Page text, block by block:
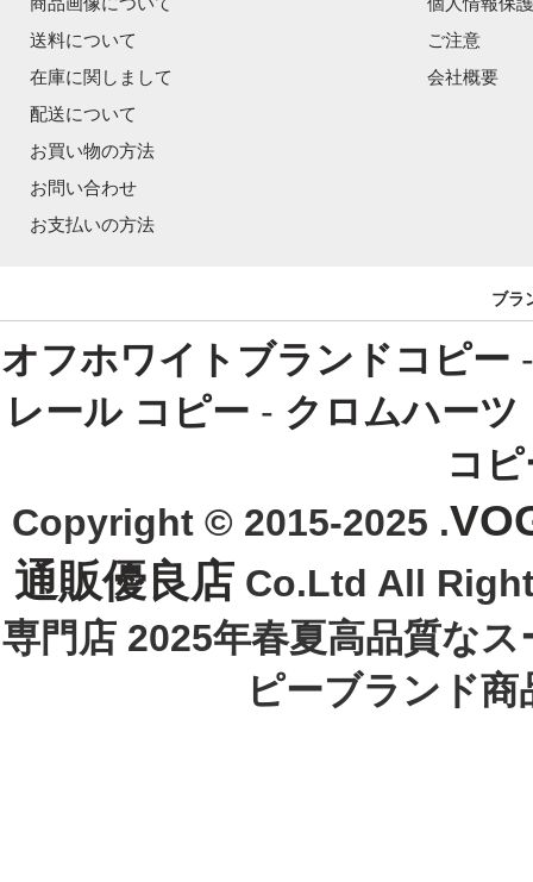
送料について
在庫に関しまして
配送について
お買い物の方法
お問い合わせ
お支払いの方法
ご注意
会社概要
ブラ
オフホワイトブランドコピー
レール コピー - クロムハーツ
コ
Copyright © 2015-2025 .
通販優良店 Co.Ltd All
専門店 2025年春夏高品質な
ピーブランド